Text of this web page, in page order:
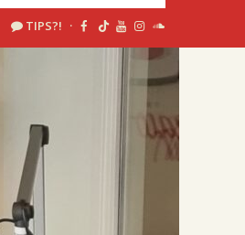
TIPS?! ·
uur 1 van 2
Volgend uur